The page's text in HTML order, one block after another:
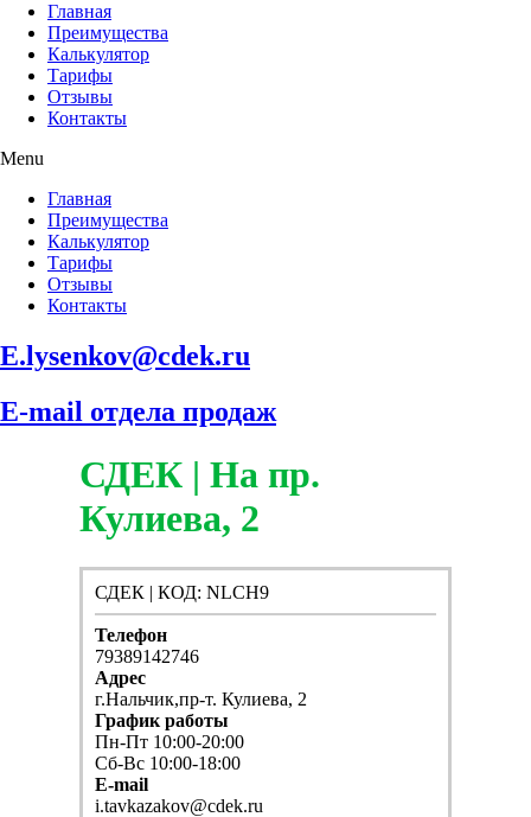
Главная
Преимущества
Калькулятор
Тарифы
Отзывы
Контакты
Menu
Главная
Преимущества
Калькулятор
Тарифы
Отзывы
Контакты
E.lysenkov@cdek.ru
E-mail отдела продаж
СДЕК | На пр.
Кулиева, 2
СДЕК | КОД: NLCH9
Телефон
79389142746
Адрес
г.Нальчик,пр-т. Кулиева, 2
График работы
Пн-Пт 10:00-20:00
Сб-Вс 10:00-18:00
E-mail
i.tavkazakov@cdek.ru